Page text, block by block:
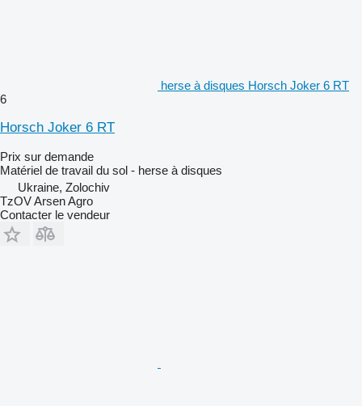
herse à disques Horsch Joker 6 RT
6
Horsch Joker 6 RT
Prix sur demande
Matériel de travail du sol - herse à disques
Ukraine, Zolochiv
TzOV Arsen Agro
Contacter le vendeur